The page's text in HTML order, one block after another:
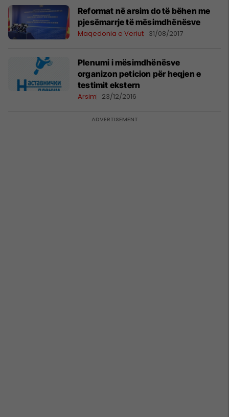
Reformat në arsim do të bëhen me
pjesëmarrje të mësimdhënësve
Maqedonia e Veriut 31/08/2017
Plenumi i mësimdhënësve
organizon peticion për heqjen e
testimit ekstern
Arsim 23/12/2016